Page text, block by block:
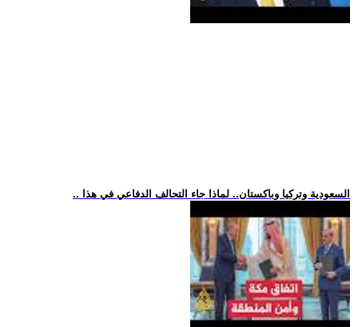
.. السعودية وتركيا وباكستان.. لماذا جاء التحالف الدفاعي في هذا